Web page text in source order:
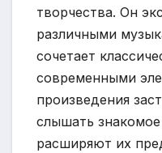
творчества. Он
различными
сочетает
современными
произведения
слышать
расширяют их